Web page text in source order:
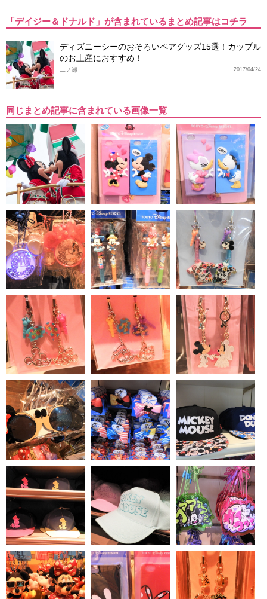
「デイジー＆ドナルド」が含まれているまとめ記事はコチラ
ディズニーシーのおそろいペアグッズ15選！カップル
のお土産におすすめ！
2017/04/24
二ノ瀬
同じまとめ記事に含まれている画像一覧